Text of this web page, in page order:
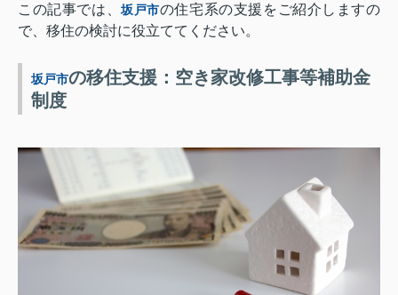
この記事では、坂戸市の住宅系の支援をご紹介しますの
で、移住の検討に役立ててください。
坂戸市の移住支援：空き家改修工事等補助金
制度